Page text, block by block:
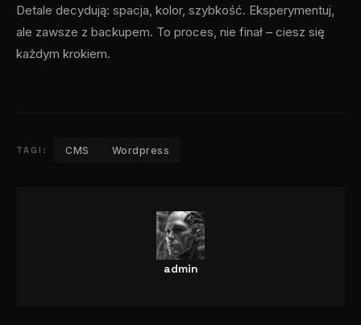
Detale decydują: spacja, kolor, szybkość. Eksperymentuj,
ale zawsze z backupem. To proces, nie finał – ciesz się
każdym krokiem.
TAGI: CMS Wordpress
admin